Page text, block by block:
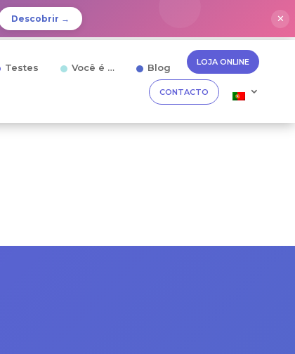
Descobrir → ✕
Testes Você é … Blog LOJA ONLINE
CONTACTO